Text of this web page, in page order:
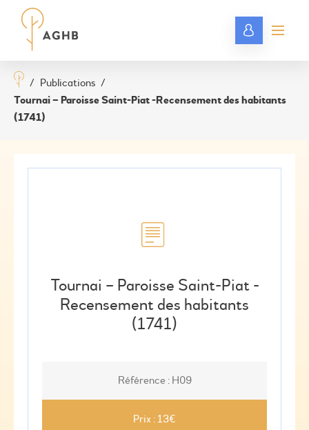
/ Publications /
Tournai – Paroisse Saint-Piat -Recensement des habitants
(1741)
Tournai – Paroisse Saint-Piat -
Recensement des habitants
(1741)
Référence : H09
Prix : 13€